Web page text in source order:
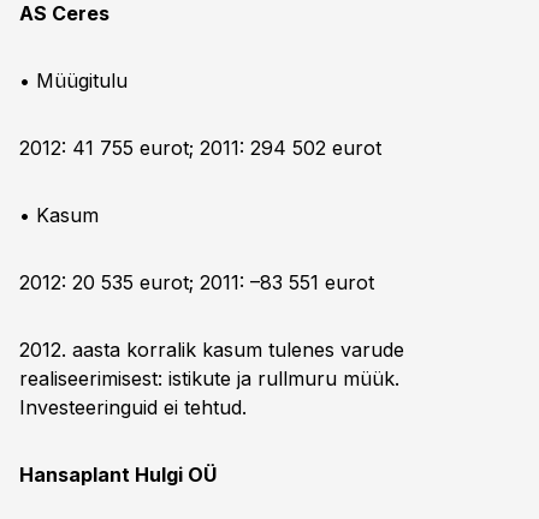
AS Ceres
• Müügitulu
2012: 41 755 eurot; 2011: 294 502 eurot
• Kasum
2012: 20 535 eurot; 2011: –83 551 eurot
2012. aasta korralik kasum tulenes varude
realiseerimisest: istikute ja rullmuru müük.
Investeeringuid ei tehtud.
Hansaplant Hulgi OÜ